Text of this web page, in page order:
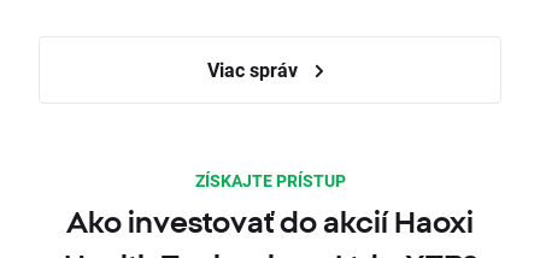
Viac správ
ZÍSKAJTE PRÍSTUP
Ako investovať do akcií Haoxi